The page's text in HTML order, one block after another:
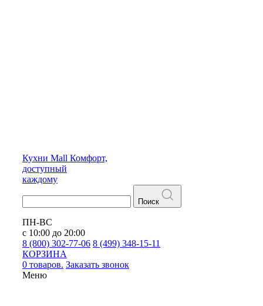
Кухни Mall Комфорт,
доступный
каждому
Поиск
ПН-ВС
с 10:00 до 20:00
8 (800) 302-77-06 8 (499) 348-15-11
КОРЗИНА
0 товаров. Заказать звонок
Меню